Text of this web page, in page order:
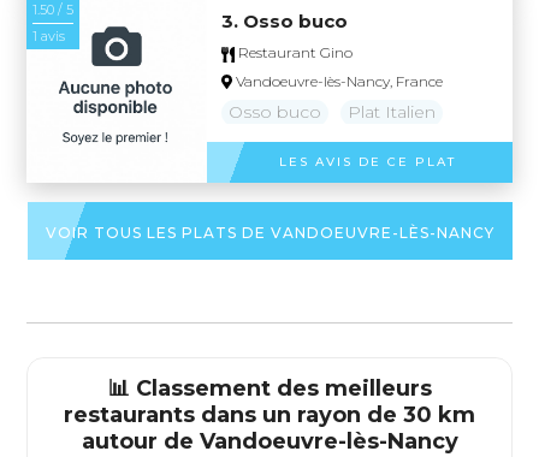
1.50 / 5
1 avis
3. Osso buco
Restaurant Gino
Vandoeuvre-lès-Nancy, France
Osso buco Plat Italien
LES AVIS DE CE PLAT
VOIR TOUS LES PLATS DE VANDOEUVRE-LÈS-NANCY
📊 Classement des meilleurs
restaurants dans un rayon de 30 km
autour de Vandoeuvre-lès-Nancy